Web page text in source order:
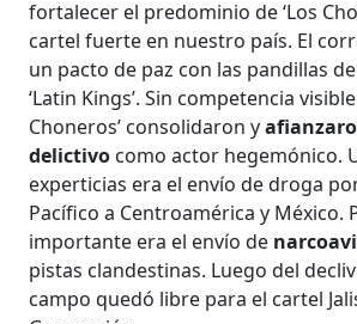
fortalecer el predominio de ‘Los
cartel fuerte en nuestro país. El
un pacto de paz con las pandillas de
‘Latin Kings’. Sin competencia
Choneros’ consolidaron y
delictivo como actor hegemónico.
experticias era el envío de droga
Pacífico a Centroamérica y México.
importante era el envío de
pistas clandestinas. Luego del
campo quedó libre para el cartel